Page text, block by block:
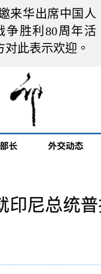
来华出席中国人
争胜利80周年活
此表示欢迎。